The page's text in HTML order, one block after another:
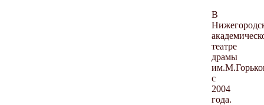
В
театре
драмы
с
2004
года.